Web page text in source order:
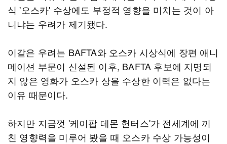
식 '오스카' 수상에도 부정적 영향을 미치는 것이 아
니냐는 우려가 제기됐다.
이같은 우려는 BAFTA와 오스카 시상식에 장편 애니
메이션 부문이 신설된 이후, BAFTA 후보에 지명되
지 않은 영화가 오스카 상을 수상한 이력은 없다는
이유 때문이다.
하지만 지금껏 '케이팝 데몬 헌터스'가 전세계에 끼
친 영향력을 미루어 봤을 때 오스카 수상 가능성이